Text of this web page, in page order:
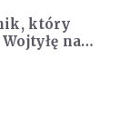
który
na
II nazywał